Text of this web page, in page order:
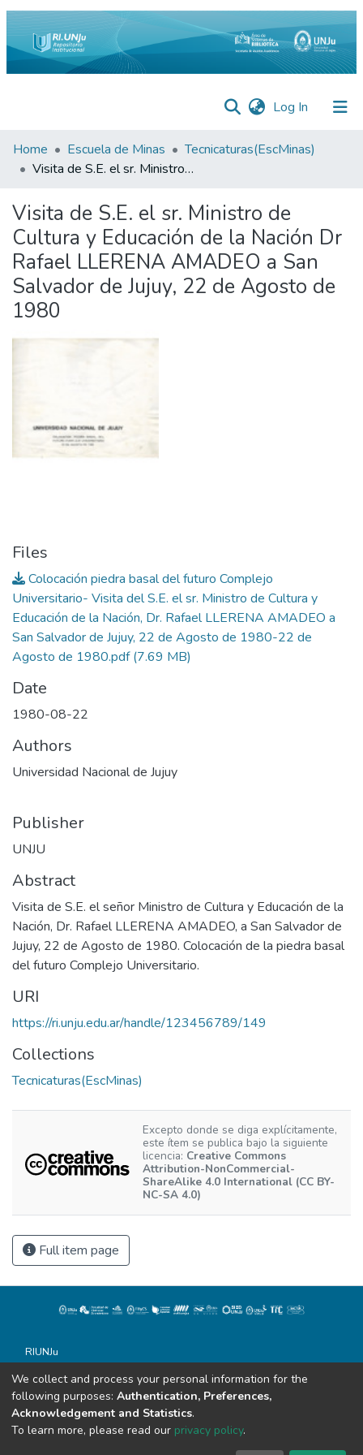
Log In (current)
Inicio
Preguntas
Frecuentes
Estadísticas
Equipo
Home Escuela de Minas
Tecnicaturas(EscMinas)
Visita de S.E. el sr. Ministro de Cultura y Educación de la Nación Dr Rafael LLERENA AMADEO a San Salvador de Jujuy, 22 de Agosto de 1980
Visita de S.E. el sr. Ministro de
Cultura y Educación de la Nación Dr
Rafael LLERENA AMADEO a San
Salvador de Jujuy, 22 de Agosto de
1980
Files
Colocación piedra basal del futuro Complejo
Universitario- Visita del S.E. el sr. Ministro de Cultura y
Educación de la Nación, Dr. Rafael LLERENA AMADEO a
San Salvador de Jujuy, 22 de Agosto de 1980-22 de
Agosto de 1980.pdf(7.69 MB)
Date
1980-08-22
Authors
Universidad Nacional de Jujuy
Publisher
UNJU
Abstract
Visita de S.E. el señor Ministro de Cultura y Educación de la
Nación, Dr. Rafael LLERENA AMADEO, a San Salvador de
Jujuy, 22 de Agosto de 1980. Colocación de la piedra basal
del futuro Complejo Universitario.
URI
https://ri.unju.edu.ar/handle/123456789/149
Collections
Tecnicaturas(EscMinas)
Excepto donde se diga explícitamente,
este ítem se publica bajo la siguiente
licencia: Creative Commons
Attribution-NonCommercial-
ShareAlike 4.0 International (CC BY-
NC-SA 4.0)
Full item page
RIUNJu
Universidad Nacional de Jujuy
Todos los derechos reservados conforme a la Ley 11.723
Soportado por Dspace
Alvear 843
San Salvador de Jujuy (C.P. 4600)
We collect and process your personal information for the
following purposes: Authentication, Preferences,
Acknowledgement and Statistics.
To learn more, please read our privacy policy.